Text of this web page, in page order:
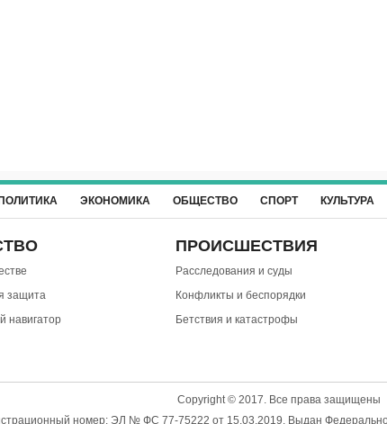
ПОЛИТИКА ЭКОНОМИКА ОБЩЕСТВО СПОРТ КУЛЬТУРА
защита
навигатор
ПРОИСШЕСТВИЯ
Расследования и суды
Конфликты и беспорядки
Бетствия и катастрофы
Copyright © 2017. Все права защищены
номер: ЭЛ № ФС 77-75222 от 15.03.2019. Выдан